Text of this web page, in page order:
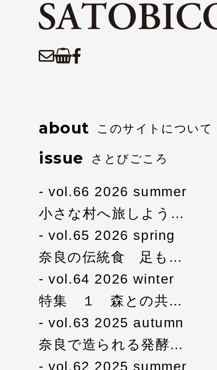
about このサイトについて
issue さとびごころ
vol.66 2026 summer
小さな村へ旅しよう…
vol.65 2026 spring
奈良の伝統食 足も…
vol.64 2026 winter
特集 １ 森との共…
vol.63 2025 autumn
奈良で造られる発酵…
vol.62 2025 summer